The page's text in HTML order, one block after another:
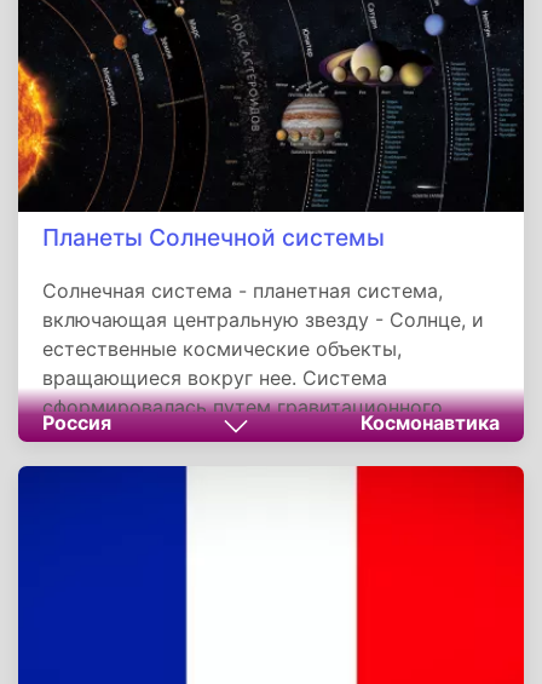
Планеты Солнечной системы
Солнечная система - планетная система,
включающая центральную звезду - Солнце, и
естественные космические объекты,
вращающиеся вокруг нее. Система
сформировалась путем гравитационного
сжатия газопылевого облака примерно 4,57
млрд лет назад. Четыре ближайшие к Солнцу
Россия Космонавтика